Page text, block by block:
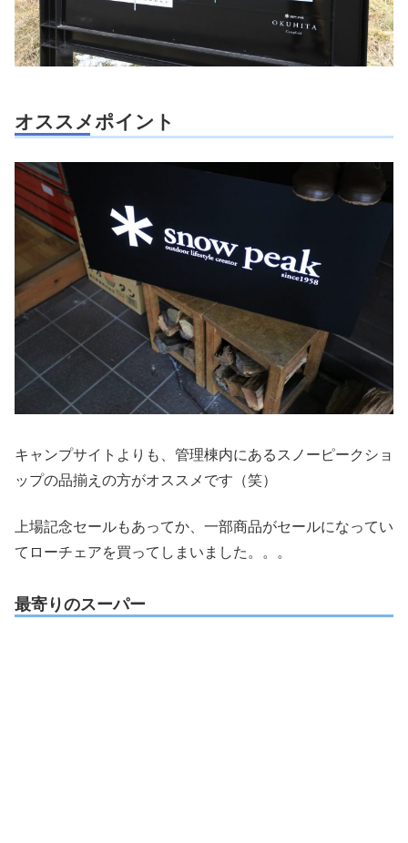
オススメポイント
キャンプサイトよりも、管理棟内にあるスノーピークショ
ップの品揃えの方がオススメです（笑）
上場記念セールもあってか、一部商品がセールになってい
てローチェアを買ってしまいました。。。
最寄りのスーパー